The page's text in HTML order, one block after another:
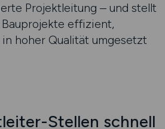
Projektleitung – und stellt
effizient,
hoher Qualität umgesetzt
Stellen schnell